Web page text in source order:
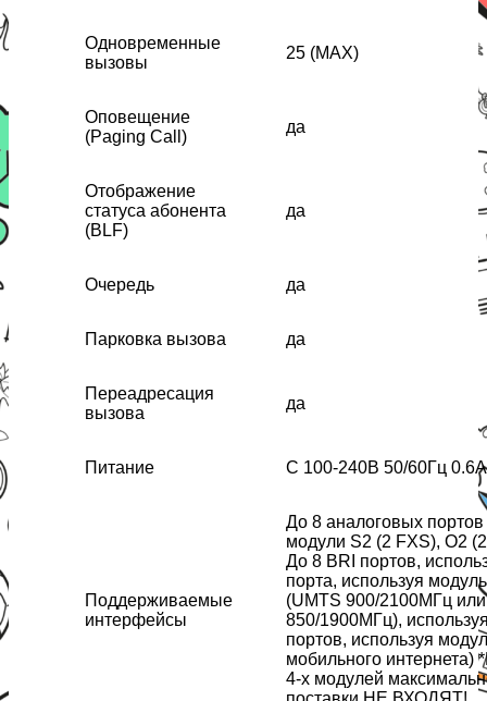
Одновременные
вызовы
25 (MAX)
Оповещение
(Paging Call)
да
Отображение
статуса абонента
(BLF)
да
Очередь да
Парковка вызова да
Переадресация
вызова
да
Питание C 100-240В 50/60Гц
Поддерживаемые
интерфейсы
До 8 аналоговых
модули S2 (2 FXS), O2
До 8 BRI портов,
порта, используя
(UMTS 900/2100МГц
850/1900МГц),
портов, используя
мобильного интернета)
4-х модулей